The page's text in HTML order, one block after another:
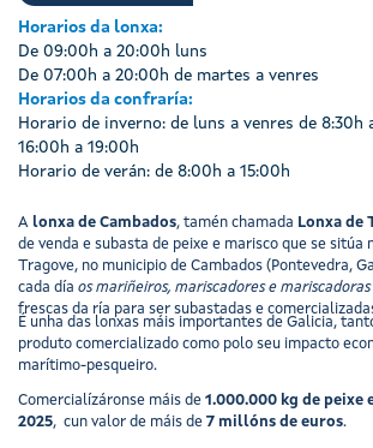
Horarios da lonxa:
De 09:00h a 20:00h luns
De 07:00h a 20:00h de martes a venres
Horarios da confraría:
Horario de inverno: de luns a venres de 8:30h
16:00h a 19:00h
Horario de verán: de 8:00h a 15:00h
A lonxa de Cambados, tamén chamada Lonxa de
de venda e subasta de peixe e marisco que se sitúa
Tragove, no municipio de Cambados (Pontevedra,
cada día os mariñeiros, mariscadores e mariscadoras
frescas da ría para ser subastadas e
É unha das lonxas máis importantes de Galicia,
produto comercializado como polo seu impacto
marítimo-pesqueiro.
Comercialízáronse máis de 1.000.000 kg de peixe
2025, cun valor de máis de 7 millóns de euros.